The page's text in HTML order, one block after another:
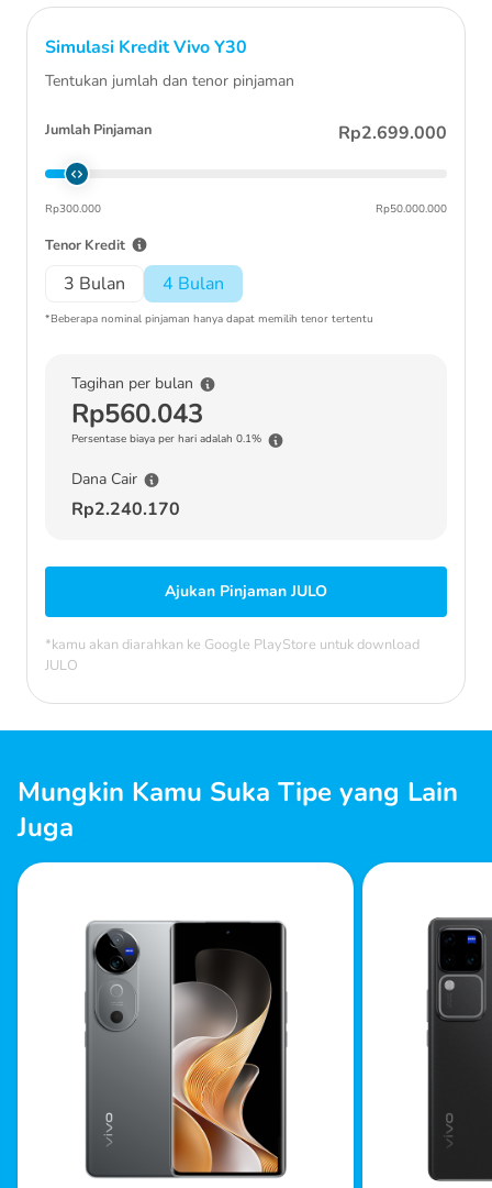
Simulasi KreditVivo Y30
Tentukan jumlah dan tenor pinjaman
Jumlah Pinjaman Rp2.699.000
Rp300.000 Rp50.000.000
Tenor Kredit
3 Bulan 4 Bulan
*Beberapa nominal pinjaman hanya dapat memilih tenor tertentu
Tagihan per bulan
Rp560.043
Persentase biaya per hari adalah 0.1%
Dana Cair
Rp2.240.170
Ajukan Pinjaman JULO
*kamu akan diarahkan ke Google PlayStore untuk download
JULO
Mungkin Kamu Suka Tipe yang Lain
Juga